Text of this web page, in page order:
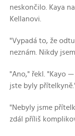
neskončilo. Kaya
Kellanovi.
"Vypadá to, že
neznám. Nikdy
"Ano," řekl. "Kayo
jste byly
"Nebyly jsme
zdál příliš